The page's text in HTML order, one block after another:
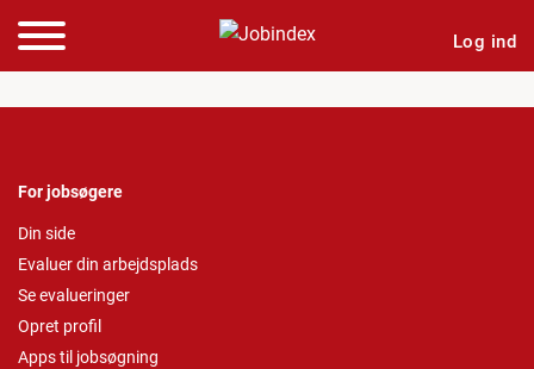
Log ind
For jobsøgere
Din side
Evaluer din arbejdsplads
Se evalueringer
Opret profil
Apps til jobsøgning